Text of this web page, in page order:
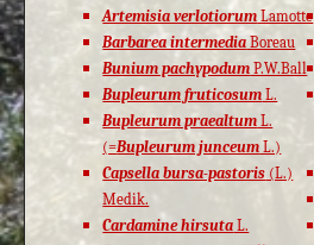
Artemisia verlotiorum Lamotte
Barbarea intermedia Boreau
Bunium pachypodum P.W.Ball
Bupleurum fruticosum L.
Bupleurum praealtum L.
(=Bupleurum junceum L.)
Capsella bursa-pastoris (L.)
Medik.
Cardamine hirsuta L.